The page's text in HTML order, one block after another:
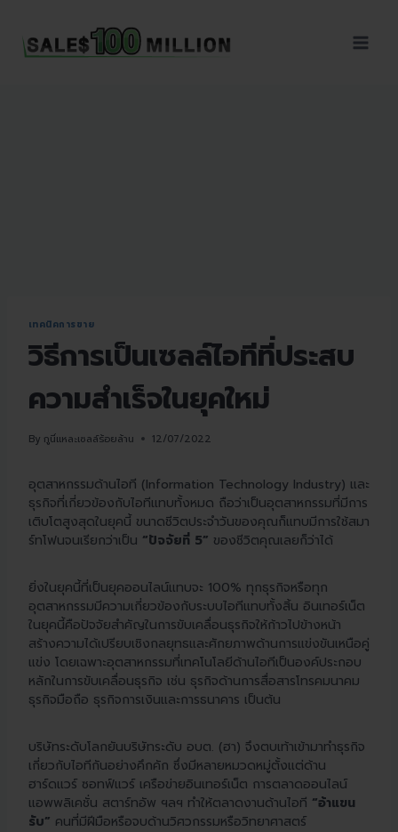
เทคนิคการขาย
วิธีการเป็นเซลล์ไอทีที่ประสบ
ความสำเร็จในยุคใหม่
By กูนี่แหละเซลล์ร้อยล้าน 12/07/2022
อุตสาหกรรมด้านไอที (Information Technology Industry) และ
ธุรกิจที่เกี่ยวข้องกับไอทีแทบทั้งหมด ถือว่าเป็นอุตสาหกรรมที่มีการ
เติบโตสูงสุดในยุคนี้ ขนาดชีวิตประจำวันของคุณก็แทบมีการใช้สมา
ร์ทโฟนจนเรียกว่าเป็น “ปัจจัยที่ 5” ของชีวิตคุณเลยก็ว่าได้
ยิ่งในยุคนี้ที่เป็นยุคออนไลน์แทบจะ 100% ทุกธุรกิจหรือทุก
อุตสาหกรรมมีความเกี่ยวข้องกับระบบไอทีแทบทั้งสิ้น อินเทอร์เน็ต
ในยุคนี้คือปัจจัยสำคัญในการขับเคลื่อนธุรกิจให้ก้าวไปข้างหน้า
สร้างความได้เปรียบเชิงกลยุทธและศักยภาพด้านการแข่งขันเหนือคู่
แข่ง โดยเฉพาะอุตสาหกรรมที่เทคโนโลยีด้านไอทีเป็นองค์ประกอบ
หลักในการขับเคลื่อนธุรกิจ เช่น ธุรกิจด้านการสื่อสารโทรคมนาคม
ธุรกิจมือถือ ธุรกิจการเงินและการธนาคาร เป็นต้น
บริษัทระดับโลกยันบริษัทระดับ อบต. (ฮา) จึงตบเท้าเข้ามาทำธุรกิจ
เกี่ยวกับไอทีกันอย่างคึกคัก ซึ่งมีหลายหมวดหมู่ตั้งแต่ด้าน
ฮาร์ดแวร์ ซอทฟ์แวร์ เครือข่ายอินเทอร์เน็ต การตลาดออนไลน์
แอพพลิเคชั่น สตาร์ทอัพ ฯลฯ ทำให้ตลาดงานด้านไอที “อ้าแขน
รับ” คนที่มีฝีมือหรือจบด้านวิศวกรรมหรือวิทยาศาสตร์